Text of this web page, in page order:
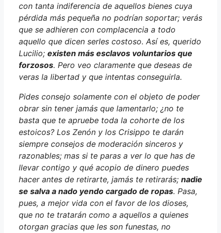
con tanta indiferencia de aquellos bienes cuya
pérdida más pequeña no podrían soportar; verás
que se adhieren con complacencia a todo
aquello que dicen serles costoso. Así es, querido
Lucilio; existen más esclavos voluntarios que
forzosos. Pero veo claramente que deseas de
veras la libertad y que intentas conseguirla.
Pides consejo solamente con el objeto de poder
obrar sin tener jamás que lamentarlo; ¿no te
basta que te apruebe toda la cohorte de los
estoicos? Los Zenón y los Crisippo te darán
siempre consejos de moderación sinceros y
razonables; mas si te paras a ver lo que has de
llevar contigo y qué acopio de dinero puedes
hacer antes de retirarte, jamás te retirarás; nadie
se salva a nado yendo cargado de ropas. Pasa,
pues, a mejor vida con el favor de los dioses,
que no te tratarán como a aquellos a quienes
otorgan gracias que les son funestas, no